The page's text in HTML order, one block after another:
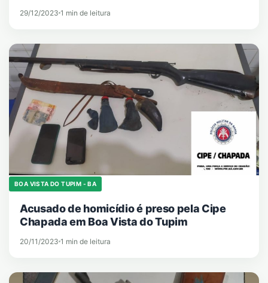
29/12/2023 1 min de leitura
BOA VISTA DO TUPIM - BA
Acusado de homicídio é preso pela Cipe
Chapada em Boa Vista do Tupim
20/11/2023 1 min de leitura